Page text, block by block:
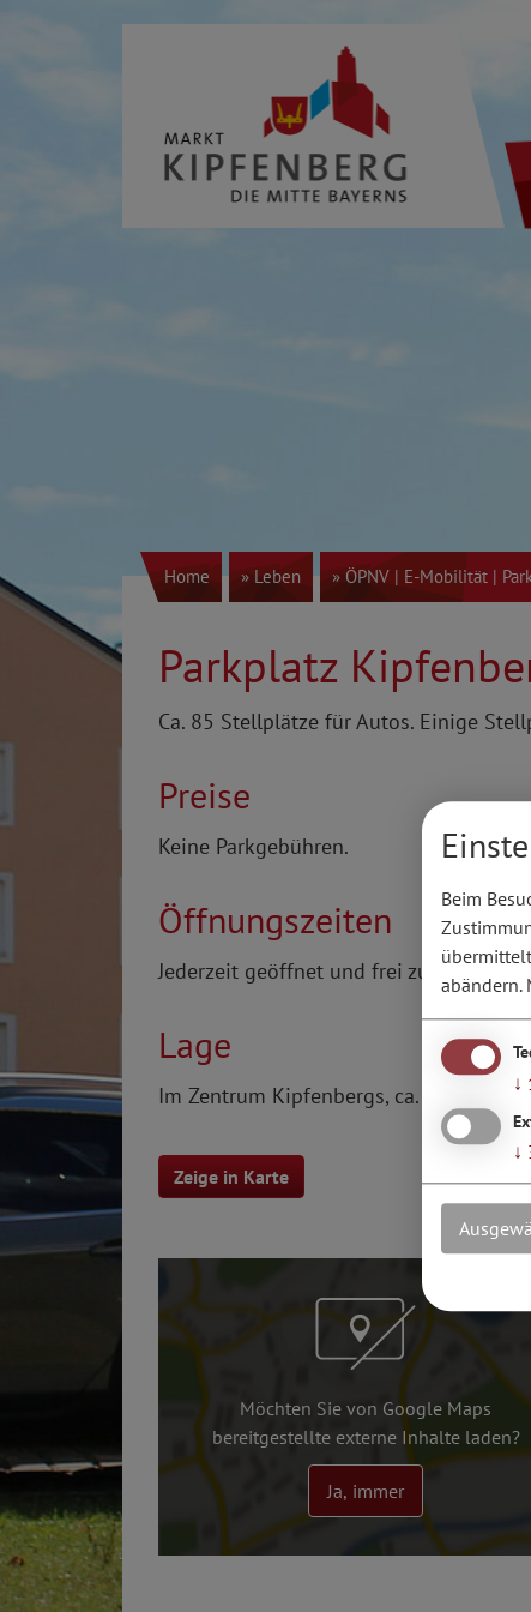
Home » Leben » ÖPNV | E-Mobilität |
Parkplatz
Ca. 85 Stellplätze für Autos. Einige
Preise
Keine Parkgebühren.
Öffnungszeiten
Jederzeit geöffnet und frei zugänglich
Lage
Im Zentrum Kipfenbergs, ca. 100 m zum
Zeige in Karte
Möchten Sie von Google Maps
bereitgestellte externe Inhalte laden?
Ja, immer
Beim
abändern.
↓
↓